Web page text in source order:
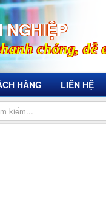
NGHIỆP
chóng, dễ
HÀNG LIÊN HỆ